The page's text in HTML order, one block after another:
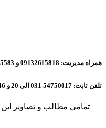
همراه مدیریت: 09132615818 و 09132765583
تلفن ثابت: 54750017-031 الی 20 و 54751346-031
تمامی مطالب و تصاویر